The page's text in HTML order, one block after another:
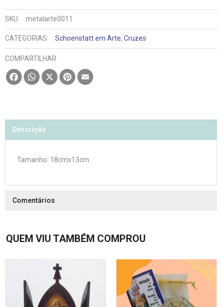
SKU: metalarte0011
CATEGORIAS: Schoenstatt em Arte, Cruzes
COMPARTILHAR
FacebookWhatsApp
X Pinterest
Descrição
Tamanho: 18cmx13cm
Comentários
QUEM VIU TAMBÉM COMPROU